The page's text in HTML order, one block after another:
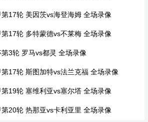
17轮 美因茨vs海登海姆 全场录像
17轮 多特蒙德vs不莱梅 全场录像
3轮 罗马vs都灵 全场录像
17轮 斯图加特vs法兰克福 全场录像
19轮 塞维利亚vs塞尔塔 全场录像
20轮 热那亚vs卡利亚里 全场录像